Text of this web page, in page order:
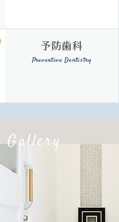
予防歯科
Preventive Dentistry